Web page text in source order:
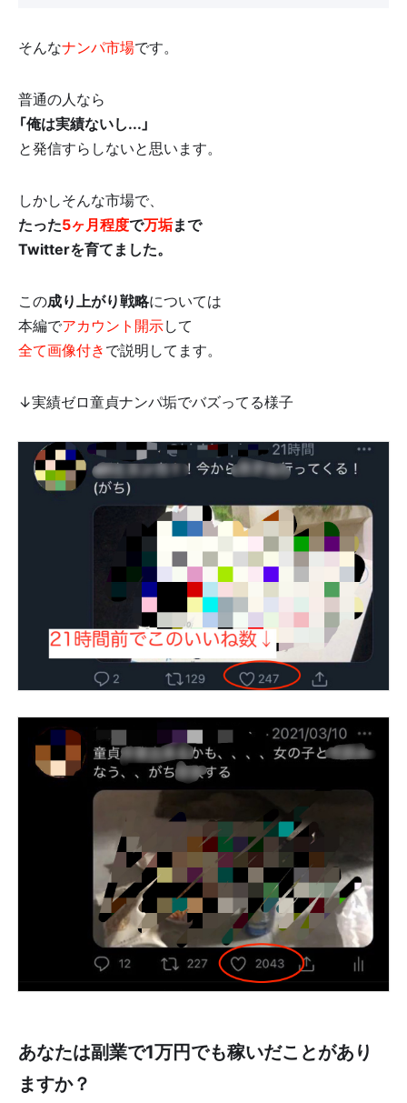
そんなナンパ市場です。
普通の人なら
「俺は実績ないし...」
と発信すらしないと思います。
しかしそんな市場で、
たった5ヶ月程度で万垢まで
Twitterを育てました。
この成り上がり戦略については
本編でアカウント開示して
全て画像付き で説明してます。
↓実績ゼロ童貞ナンパ垢でバズってる様子
あなたは副業で1万円でも稼いだことがあり
ますか？